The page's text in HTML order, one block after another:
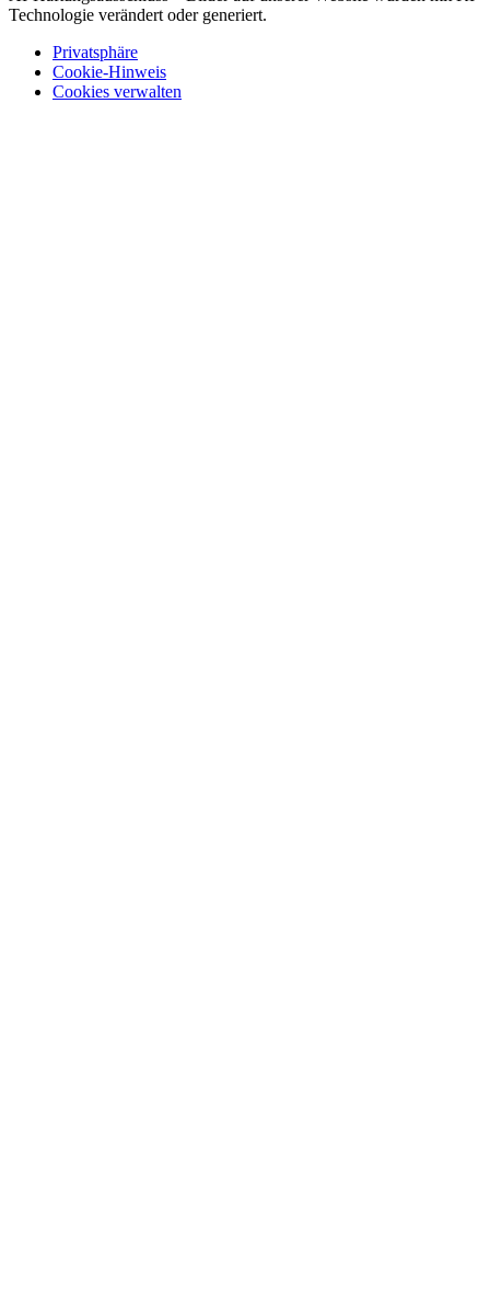
Technologie verändert oder generiert.
Privatsphäre
Cookie-Hinweis
Cookies verwalten